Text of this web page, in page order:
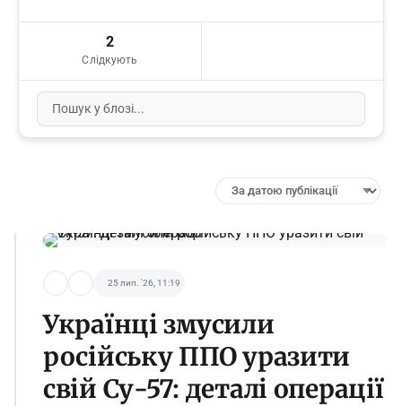
2
Слідкують
25 лип. '26, 11:19
Українці змусили
російську ППО уразити
свій Су-57: деталі операції